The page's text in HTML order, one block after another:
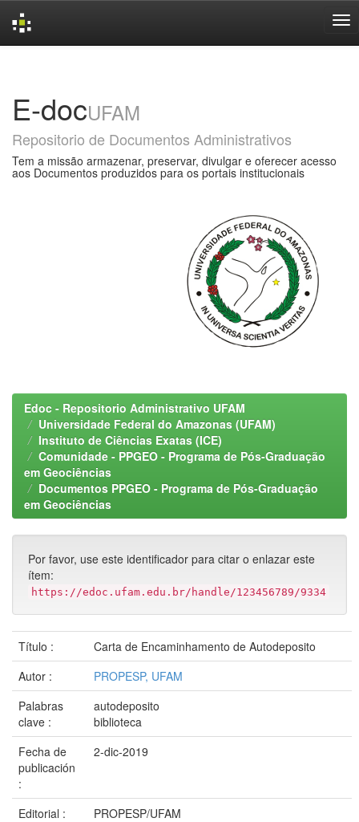
E-docUFAM
Repositorio de Documentos Administrativos
Tem a missão armazenar, preservar, divulgar e oferecer acesso
aos Documentos produzidos para os portais institucionais
Edoc - Repositorio Administrativo UFAM
Universidade Federal do Amazonas (UFAM)
Instituto de Ciências Exatas (ICE)
Comunidade - PPGEO - Programa de Pós-Graduação
em Geociências
Documentos PPGEO - Programa de Pós-Graduação
em Geociências
Por favor, use este identificador para citar o enlazar este
ítem:
https://edoc.ufam.edu.br/handle/123456789/9334
Título :
Carta de Encaminhamento de Autodeposito
Autor :
PROPESP, UFAM
Palabras
clave :
autodeposito
biblioteca
Fecha de
publicación
:
2-dic-2019
Editorial :
PROPESP/UFAM